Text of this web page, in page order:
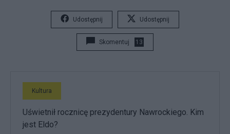
Udostępnij Udostępnij
Skomentuj 13
Kultura
Uświetnił rocznicę prezydentury Nawrockiego. Kim
jest Eldo?